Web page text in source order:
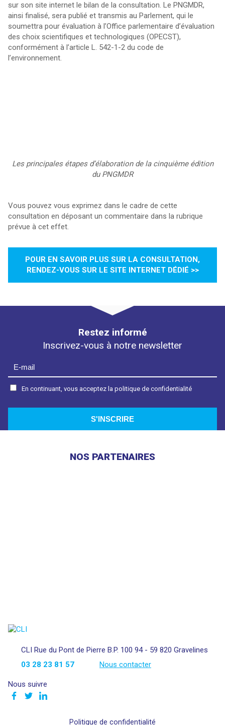
sur son site internet le bilan de la consultation. Le PNGMDR,
ainsi finalisé, sera publié et transmis au Parlement, qui le
soumettra pour évaluation à l’Office parlementaire d’évaluation
des choix scientifiques et technologiques (OPECST),
conformément à l’article L. 542-1-2 du code de
l’environnement.
Les principales étapes d’élaboration de la cinquième édition
du PNGMDR
Vous pouvez vous exprimez dans le cadre de cette
consultation en déposant un commentaire dans la rubrique
prévue à cet effet.
POUR EN SAVOIR PLUS SUR LA CONSULTATION,
RENDEZ-VOUS SUR LE SITE INTERNET DÉDIÉ >>
Restez informé
Inscrivez-vous à notre newsletter
En continuant, vous acceptez la politique de confidentialité
NOS PARTENAIRES
CLI Rue du Pont de Pierre B.P. 100 94 - 59 820 Gravelines
03 28 23 81 57
Nous contacter
Nous suivre
Politique de confidentialité